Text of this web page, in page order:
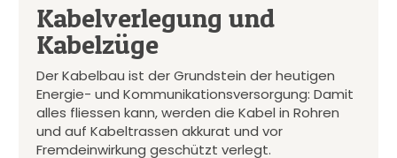
Kabelverlegung und
Kabelzüge
Der Kabelbau ist der Grundstein der heutigen
Energie- und Kommunikationsversorgung: Damit
alles fliessen kann, werden die Kabel in Rohren
und auf Kabeltrassen akkurat und vor
Fremdeinwirkung geschützt verlegt.